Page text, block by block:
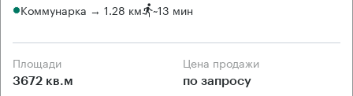
Коммунарка → 1.28 км ~13 мин
Площади
3672 кв.м
Цена продажи
по запросу